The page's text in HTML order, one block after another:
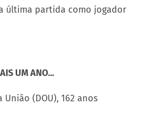
última partida como jogador
UM ANO...
(DOU), 162 anos